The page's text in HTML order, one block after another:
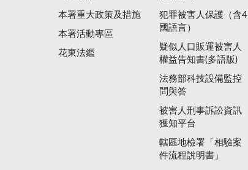
本署重大政策及措施
本署活動專區
花東法鑑
犯罪被害人保護（含4
國語言）
疑似人口販運被害人
權益告知書(多語版)
法務部科技設備監控
問與答
被害人刑事訴訟資訊
獲知平台
轄區地檢署「相驗案
件流程說明書」